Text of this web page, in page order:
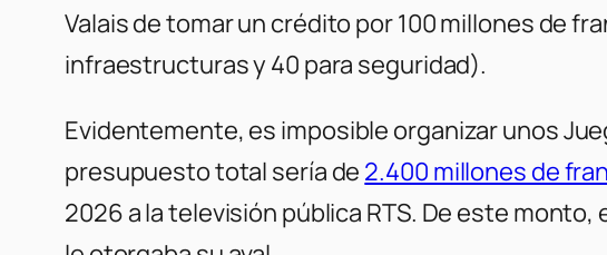
Valais de tomar un crédito por 100 millones de
infraestructuras y 40 para seguridad).
Evidentemente, es imposible organizar unos
presupuesto total sería de 2.400 millones de
2026 a la televisión pública RTS. De este